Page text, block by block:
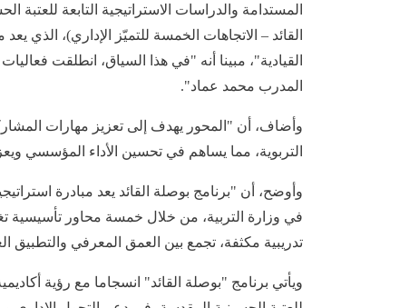
المستدامة والدراسات الاستراتيجية التابعة للعتبة
القائد – الاتجاهات الخمسة للتميّز الإداري)، الذي
القيادية"، مبينا أنه "في هذا السياق، انطلقت
المدرب محمد عماد".
وأضاف، أن "المحور يهدف إلى تعزيز مهارات
التربوية، مما يساهم في تحسين الأداء المؤسسي
وأوضح، أن "برنامج بوصلة القائد يعد مبادرة
في وزارة التربية، من خلال خمسة محاور تأسيسية
تدريبية مكثفة، تجمع بين العمق المعرفي والتطبيق
ويأتي برنامج "بوصلة القائد" انسجاما مع رؤية